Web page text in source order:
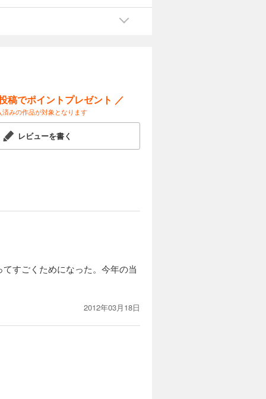
稿でポイントプレゼント ／
済みの作品が対象となります
レビューを書く
すごくためになった。今年の当
2012年03月18日